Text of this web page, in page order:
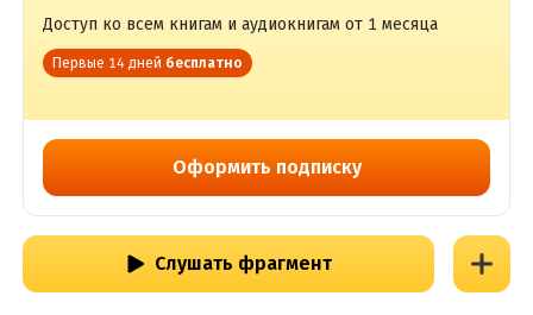
Доступ ко всем книгам и аудиокнигам от 1 месяца
Первые 14 дней бесплатно
Оформить подписку
Слушать фрагмент